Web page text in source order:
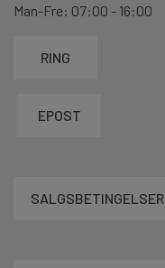
Man-Fre: 07:00 - 16:00
RING
EPOST
SALGSBETINGELSER